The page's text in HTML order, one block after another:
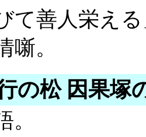
て善人栄え
噺。
の松 因果塚